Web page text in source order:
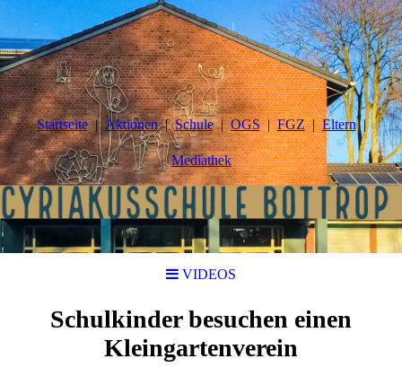
Startseite Aktionen Schule OGS FGZ Eltern
Mediathek
VIDEOS
Schulkinder besuchen einen
Kleingartenverein